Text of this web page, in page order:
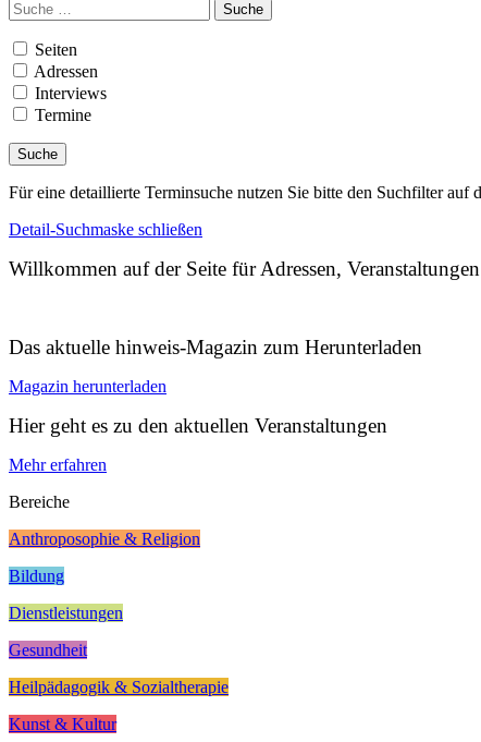
Suchen
nach:
Seiten
Adressen
Interviews
Termine
Für eine detaillierte Terminsuche nutzen Sie bitte den Suchfilter auf
Detail-Suchmaske schließen
Willkommen auf der Seite für Adressen,
Das aktuelle hinweis-Magazin zum Herunterladen
Magazin herunterladen
Hier geht es zu den aktuellen Veranstaltungen
Mehr erfahren
Bereiche
Anthroposophie & Religion
Bildung
Dienstleistungen
Gesundheit
Heilpädagogik & Sozialtherapie
Kunst & Kultur